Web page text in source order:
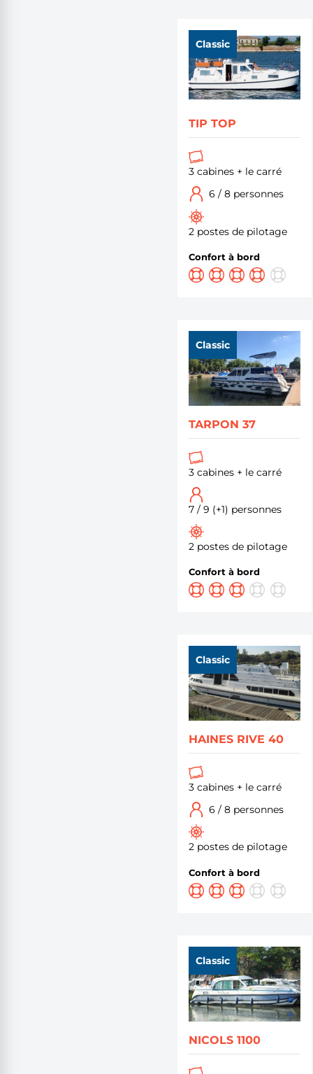
Classic
TIP TOP
3 cabines + le carré
6 / 8 personnes
2 postes de pilotage
Confort à bord
Classic
TARPON 37
3 cabines + le carré
7 / 9 (+1) personnes
2 postes de pilotage
Confort à bord
Classic
HAINES RIVE 40
3 cabines + le carré
6 / 8 personnes
2 postes de pilotage
Confort à bord
Classic
NICOLS 1100